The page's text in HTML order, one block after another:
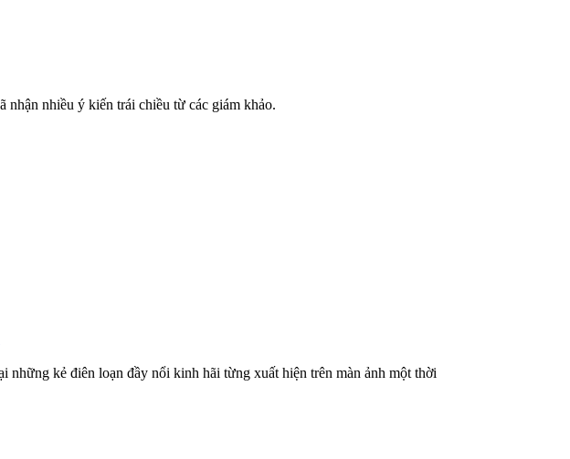
nhiều ý kiến trái chiều từ các giám khảo.
kẻ điên loạn đầy nổi kinh hãi từng xuất hiện trên màn ảnh một thời